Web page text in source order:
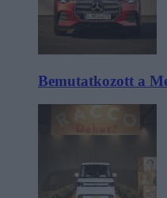
Bemutatkozott a